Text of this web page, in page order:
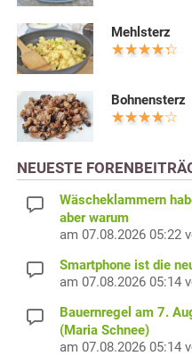
Mehlsterz
Bohnensterz
NEUESTE
Wäscheklammern
aber warum
am 07.08.2026 05:22
Smartphone ist die
am 07.08.2026 05:14
Bauernregel am 7.
(Maria Schnee)
am 07.08.2026 05:14